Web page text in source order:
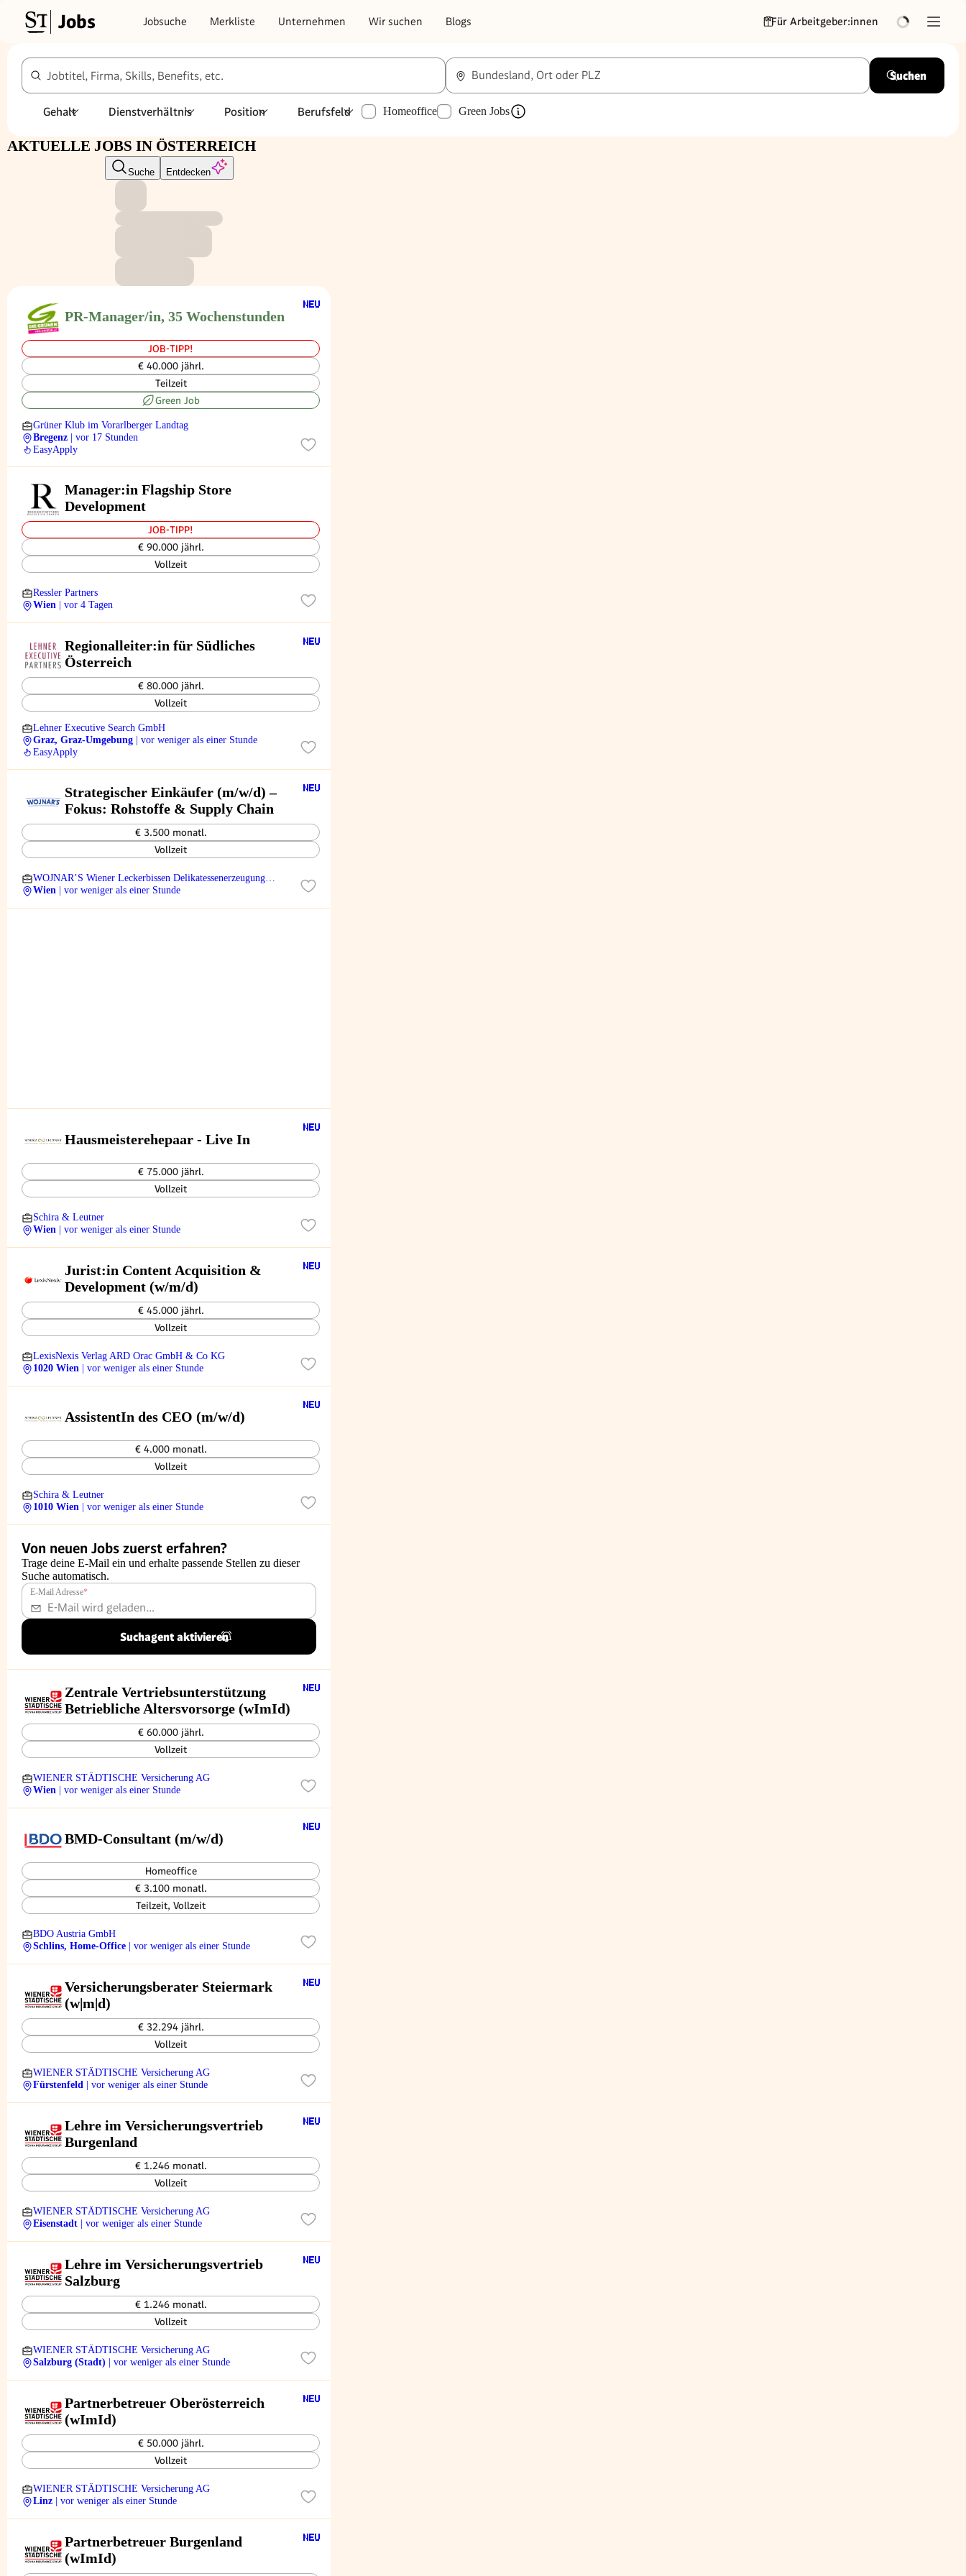
Jobs Jobsuche Merkliste Unternehmen Wir suchen Blogs Für Arbeitgeber:innen
Jobtitel, Firma, Skills, Benefits, etc. Bundesland, Ort oder PLZ Suchen
Gehalt Dienstverhältnis Position Berufsfeld Homeoffice Green Jobs
AKTUELLE JOBS IN ÖSTERREICH
Suche Entdecken
PR-Manager/in, 35 Wochenstunden
JOB-TIPP!
€ 40.000 jährl.
Teilzeit
Green Job
Grüner Klub im Vorarlberger Landtag
Bregenz
| vor 17 Stunden
EasyApply
Manager:in Flagship Store
Development
JOB-TIPP!
€ 90.000 jährl.
Vollzeit
Ressler Partners
Wien
| vor 4 Tagen
Regionalleiter:in für Südliches
Österreich
€ 80.000 jährl.
Vollzeit
Lehner Executive Search GmbH
Graz, Graz-Umgebung
| vor weniger als einer Stunde
EasyApply
Strategischer Einkäufer (m/w/d) –
Fokus: Rohstoffe & Supply Chain
€ 3.500 monatl.
Vollzeit
WOJNAR’S Wiener Leckerbissen Delikatessenerzeugung
GmbH
Wien | vor weniger als einer Stunde
Hausmeisterehepaar - Live In
€ 75.000 jährl.
Vollzeit
Schira & Leutner
Wien
| vor weniger als einer Stunde
Jurist:in Content Acquisition &
Development (w/m/d)
€ 45.000 jährl.
Vollzeit
LexisNexis Verlag ARD Orac GmbH & Co KG
1020 Wien
| vor weniger als einer Stunde
AssistentIn des CEO (m/w/d)
€ 4.000 monatl.
Vollzeit
Schira & Leutner
1010 Wien
| vor weniger als einer Stunde
Von neuen Jobs zuerst erfahren?
Trage deine E-Mail ein und erhalte passende Stellen zu dieser
Suche automatisch.
E-Mail Adresse*
Suchagent aktivieren
Zentrale Vertriebsunterstützung
Betriebliche Altersvorsorge (wImId)
€ 60.000 jährl.
Vollzeit
WIENER STÄDTISCHE Versicherung AG
Wien
| vor weniger als einer Stunde
BMD-Consultant (m/w/d)
Homeoffice
€ 3.100 monatl.
Teilzeit, Vollzeit
BDO Austria GmbH
Schlins, Home-Office
| vor weniger als einer Stunde
Versicherungsberater Steiermark
(w|m|d)
€ 32.294 jährl.
Vollzeit
WIENER STÄDTISCHE Versicherung AG
Fürstenfeld
| vor weniger als einer Stunde
Lehre im Versicherungsvertrieb
Burgenland
€ 1.246 monatl.
Vollzeit
WIENER STÄDTISCHE Versicherung AG
Eisenstadt
| vor weniger als einer Stunde
Lehre im Ver­si­che­rungs­ver­trieb
Salz­burg
€ 1.246 monatl.
Vollzeit
WIENER STÄDTISCHE Versicherung AG
Salzburg (Stadt)
| vor weniger als einer Stunde
Partnerbetreuer Oberösterreich
(wImId)
€ 50.000 jährl.
Vollzeit
WIENER STÄDTISCHE Versicherung AG
Linz
| vor weniger als einer Stunde
Partnerbetreuer Burgenland
(wImId)